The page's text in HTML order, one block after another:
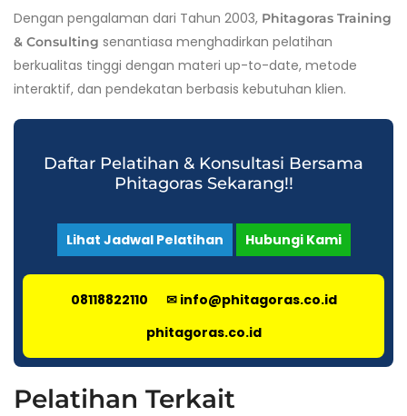
Dengan pengalaman dari Tahun 2003, Phitagoras Training
& Consulting senantiasa menghadirkan pelatihan
berkualitas tinggi dengan materi up-to-date, metode
interaktif, dan pendekatan berbasis kebutuhan klien.
Daftar Pelatihan & Konsultasi Bersama
Phitagoras Sekarang!!
Lihat Jadwal Pelatihan Hubungi Kami
08118822110
✉ info@phitagoras.co.id
phitagoras.co.id
Pelatihan Terkait